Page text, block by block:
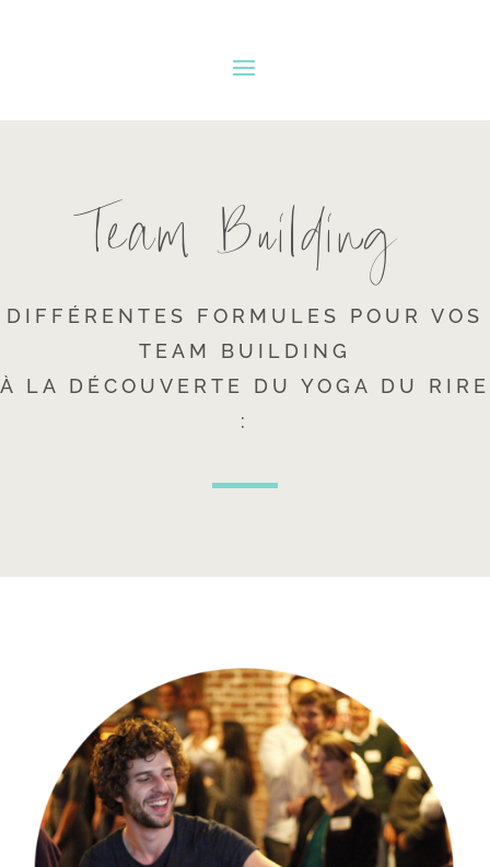
Team Building
DIFFÉRENTES FORMULES POUR VOS
TEAM BUILDING
À LA DÉCOUVERTE DU YOGA DU RIRE
: